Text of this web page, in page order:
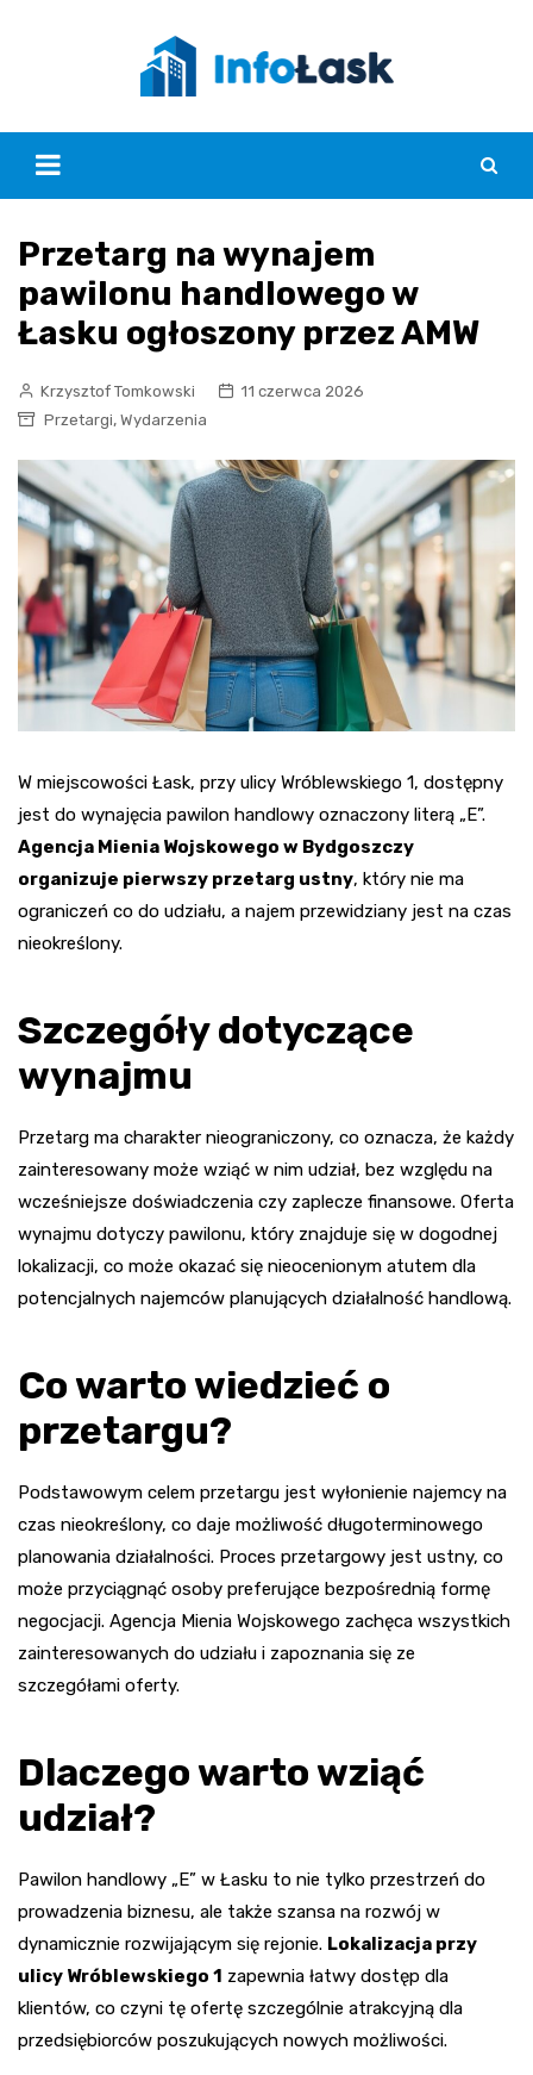
Przetarg na wynajem
pawilonu handlowego w
Łasku ogłoszony przez AMW
Krzysztof Tomkowski
11 czerwca 2026
Przetargi, Wydarzenia
W miejscowości Łask, przy ulicy Wróblewskiego 1, dostępny
jest do wynajęcia pawilon handlowy oznaczony literą „E”.
Agencja Mienia Wojskowego w Bydgoszczy
organizuje pierwszy przetarg ustny, który nie ma
ograniczeń co do udziału, a najem przewidziany jest na czas
nieokreślony.
Szczegóły dotyczące
wynajmu
Przetarg ma charakter nieograniczony, co oznacza, że każdy
zainteresowany może wziąć w nim udział, bez względu na
wcześniejsze doświadczenia czy zaplecze finansowe. Oferta
wynajmu dotyczy pawilonu, który znajduje się w dogodnej
lokalizacji, co może okazać się nieocenionym atutem dla
potencjalnych najemców planujących działalność handlową.
Co warto wiedzieć o
przetargu?
Podstawowym celem przetargu jest wyłonienie najemcy na
czas nieokreślony, co daje możliwość długoterminowego
planowania działalności. Proces przetargowy jest ustny, co
może przyciągnąć osoby preferujące bezpośrednią formę
negocjacji. Agencja Mienia Wojskowego zachęca wszystkich
zainteresowanych do udziału i zapoznania się ze
szczegółami oferty.
Dlaczego warto wziąć
udział?
Pawilon handlowy „E” w Łasku to nie tylko przestrzeń do
prowadzenia biznesu, ale także szansa na rozwój w
dynamicznie rozwijającym się rejonie. Lokalizacja przy
ulicy Wróblewskiego 1 zapewnia łatwy dostęp dla
klientów, co czyni tę ofertę szczególnie atrakcyjną dla
przedsiębiorców poszukujących nowych możliwości.